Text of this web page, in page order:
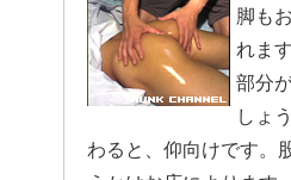
脚も
れま
部分
しょ
わると、仰向けです。